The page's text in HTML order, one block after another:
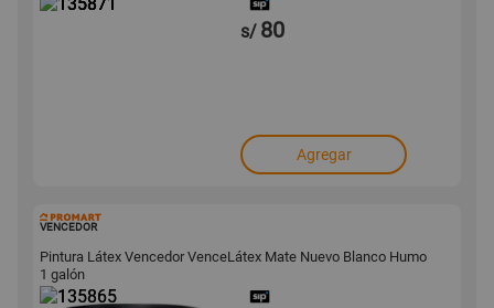
s/ 80
Agregar
VENCEDOR
Pintura Látex Vencedor VenceLátex Mate Nuevo Blanco Humo
1 galón